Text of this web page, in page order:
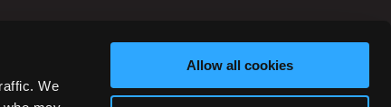
We
Allow all cookies